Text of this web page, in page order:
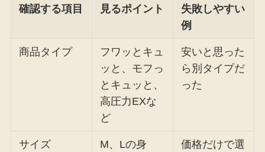
確認する項目 見るポイント
失敗しやすい
例
商品タイプ
フワッとキュ
ッと、モフっ
とキュッと、
高圧力EXな
ど
安いと思った
ら別タイプだ
った
サイズ
M、Lの身
価格だけで選